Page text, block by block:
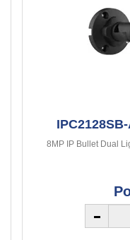
8MP IP Bullet Dual